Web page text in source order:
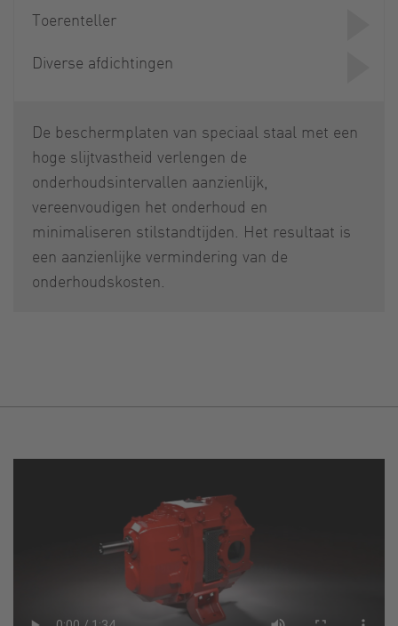
Toerenteller
Diverse afdichtingen
De beschermplaten van speciaal staal met een
hoge slijtvastheid verlengen de
onderhoudsintervallen aanzienlijk,
vereenvoudigen het onderhoud en
minimaliseren stilstandtijden. Het resultaat is
een aanzienlijke vermindering van de
onderhoudskosten.